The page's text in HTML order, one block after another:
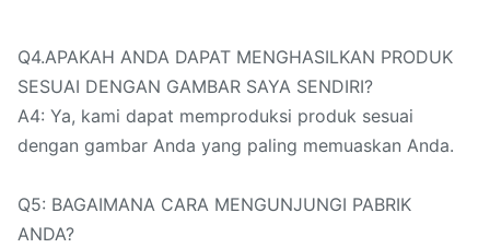
Q4.APAKAH ANDA DAPAT MENGHASILKAN PRODUK
SESUAI DENGAN GAMBAR SAYA SENDIRI?
A4: Ya, kami dapat memproduksi produk sesuai
dengan gambar Anda yang paling memuaskan Anda.
Q5: BAGAIMANA CARA MENGUNJUNGI PABRIK
ANDA?